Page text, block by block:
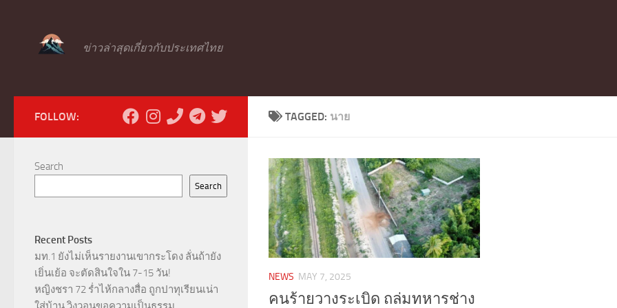
ข่าวล่าสุดเกี่ยวกับประเทศไทย
TAGGED: นาย
NEWS MAY 7, 2025
คนร้ายวางระเบิด ถล่มทหารช่าง
FOLLOW:
Search
Search
Recent Posts
มท.1 ยังไม่เห็นรายงานเขากระโดง ลั่นถ้ายัง
เยิ่นเย้อ จะตัดสินใจใน 7-15 วัน!
หญิงชรา 72 ร่ำไห้กลางสื่อ ถูกปาทุเรียนเน่า